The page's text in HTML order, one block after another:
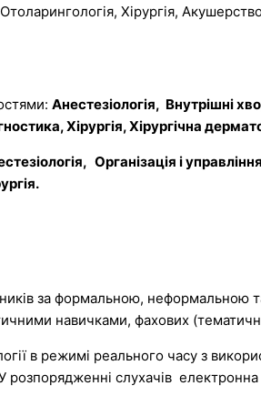
Хірургія,
Анестезіологія, Внутрішні
Хірургія, Хірургічна
Організація і
за формальною,
навичками, фахових
в режимі реального часу з
слухачів електронна